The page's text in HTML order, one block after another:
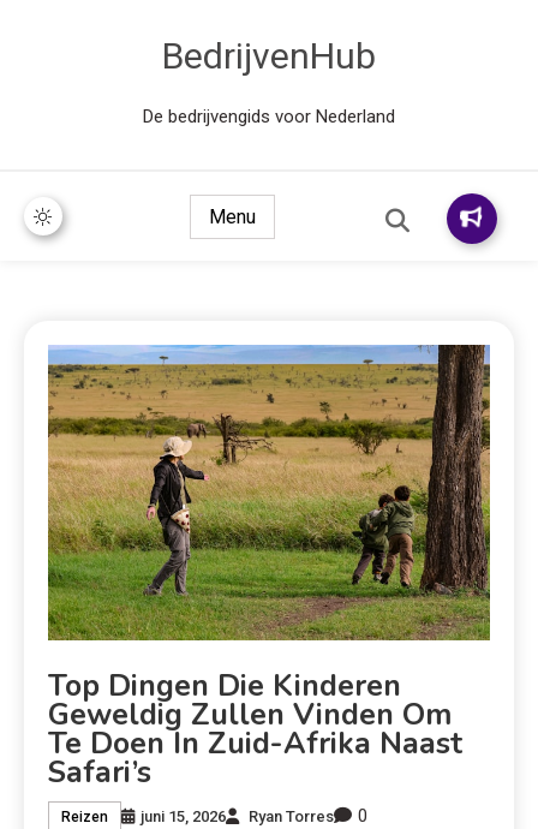
BedrijvenHub
De bedrijvengids voor Nederland
Menu
Top Dingen Die Kinderen
Geweldig Zullen Vinden Om
Te Doen In Zuid-Afrika Naast
Safari’s
Reizen juni 15, 2026 Ryan Torres 0